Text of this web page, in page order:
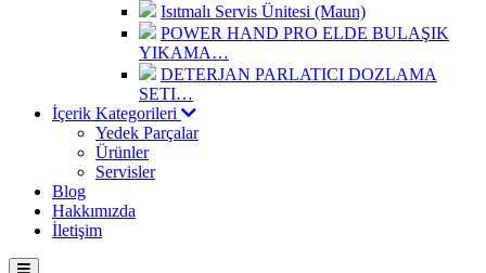
Isıtmalı Servis Ünitesi (Maun)
POWER HAND PRO ELDE BULAŞIK
YIKAMA…
DETERJAN PARLATICI DOZLAMA
SETI…
İçerik Kategorileri
Yedek Parçalar
Ürünler
Servisler
Blog
Hakkımızda
İletişim